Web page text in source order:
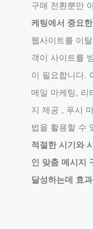
구매 전환뿐만
케팅에서 중요
웹사이트를 이
객이 사이트를
이 필요합니다.
메일 마케팅, 리
지 제공 , 푸시
법을 활용할 수
적절한 시기와
인 맞춤 메시지
달성하는데 효